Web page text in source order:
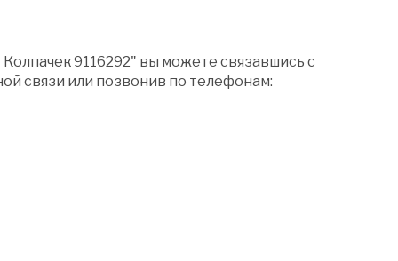
9116292" вы можете связавшись с
связи или позвонив по телефонам: